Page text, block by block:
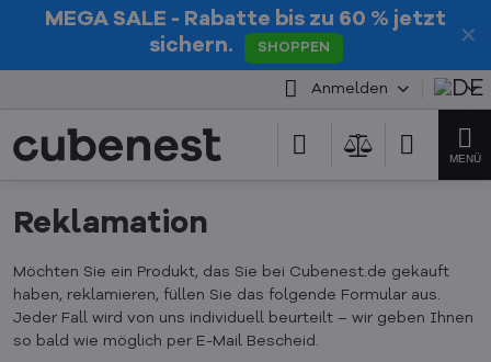
✕
MEGA SALE - Rabatte bis zu 60 % jetzt
sichern.
SHOPPEN
Anmelden
Reklamation
Möchten Sie ein Produkt, das Sie bei Cubenest.de gekauft
haben, reklamieren, füllen Sie das folgende Formular aus.
Jeder Fall wird von uns individuell beurteilt – wir geben Ihnen
so bald wie möglich per E-Mail Bescheid.